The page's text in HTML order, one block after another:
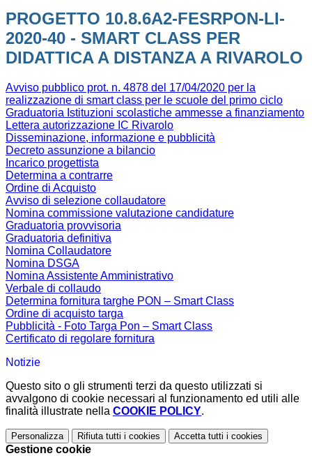
PROGETTO 10.8.6A2-FESRPON-LI-
2020-40 - SMART CLASS PER
DIDATTICA A DISTANZA A RIVAROLO
Avviso pubblico prot. n. 4878 del 17/04/2020 per la
realizzazione di smart class per le scuole del primo ciclo
Graduatoria Istituzioni scolastiche ammesse a finanziamento
Lettera autorizzazione IC Rivarolo
Disseminazione, informazione e pubblicità
Decreto assunzione a bilancio
Incarico progettista
Determina a contrarre
Ordine di Acquisto
Avviso di selezione collaudatore
Nomina commissione valutazione candidature
Graduatoria provvisoria
Graduatoria definitiva
Nomina Collaudatore
Nomina DSGA
Nomina Assistente Amministrativo
Verbale di collaudo
Determina fornitura targhe PON – Smart Class
Ordine di acquisto targa
Pubblicità - Foto Targa Pon – Smart Class
Certificato di regolare fornitura
Notizie
Questo sito o gli strumenti terzi da questo utilizzati si
avvalgono di cookie necessari al funzionamento ed utili alle
finalità illustrate nella COOKIE POLICY.
Personalizza Rifiuta tutti i cookies Accetta tutti i cookies
Gestione cookie